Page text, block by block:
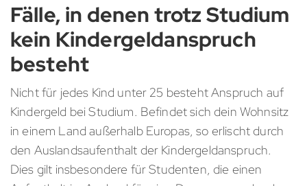
Fälle, in denen trotz Studium
kein Kindergeldanspruch
besteht
Nicht für jedes Kind unter 25 besteht Anspruch auf
Kindergeld bei Studium. Befindet sich dein Wohnsitz
in einem Land außerhalb Europas, so erlischt durch
den Auslandsaufenthalt der Kindergeldanspruch.
Dies gilt insbesondere für Studenten, die einen